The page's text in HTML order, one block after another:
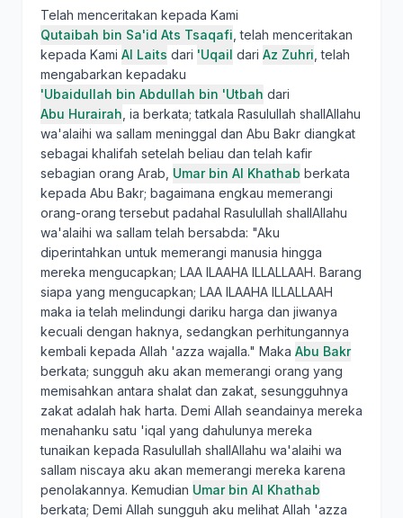
Telah menceritakan kepada Kami
Qutaibah bin Sa'id Ats Tsaqafi , telah menceritakan
kepada Kami Al Laits dari 'Uqail dari Az Zuhri , telah
mengabarkan kepadaku
'Ubaidullah bin Abdullah bin 'Utbah dari
Abu Hurairah , ia berkata; tatkala Rasulullah shallAllahu
wa'alaihi wa sallam meninggal dan Abu Bakr diangkat
sebagai khalifah setelah beliau dan telah kafir
sebagian orang Arab, Umar bin Al Khathab berkata
kepada Abu Bakr; bagaimana engkau memerangi
orang-orang tersebut padahal Rasulullah shallAllahu
wa'alaihi wa sallam telah bersabda: "Aku
diperintahkan untuk memerangi manusia hingga
mereka mengucapkan; LAA ILAAHA ILLALLAAH. Barang
siapa yang mengucapkan; LAA ILAAHA ILLALLAAH
maka ia telah melindungi dariku harga dan jiwanya
kecuali dengan haknya, sedangkan perhitungannya
kembali kepada Allah 'azza wajalla." Maka Abu Bakr
berkata; sungguh aku akan memerangi orang yang
memisahkan antara shalat dan zakat, sesungguhnya
zakat adalah hak harta. Demi Allah seandainya mereka
menahanku satu 'iqal yang dahulunya mereka
tunaikan kepada Rasulullah shallAllahu wa'alaihi wa
sallam niscaya aku akan memerangi mereka karena
penolakannya. Kemudian Umar bin Al Khathab
berkata; Demi Allah sungguh aku melihat Allah 'azza